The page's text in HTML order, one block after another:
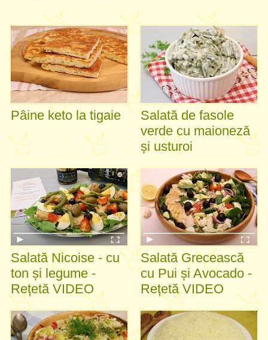
Pâine keto la tigaie
Salată de fasole
verde cu maioneză
și usturoi
Salată Nicoise - cu
ton și legume -
Rețetă VIDEO
Salată Grecească
cu Pui și Avocado -
Rețetă VIDEO